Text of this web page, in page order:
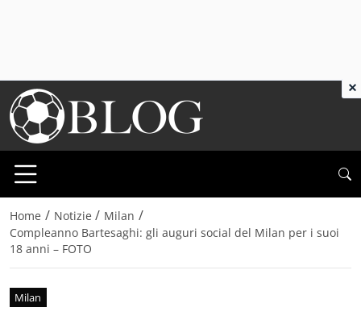
Home / Notizie / Milan /
Compleanno Bartesaghi: gli auguri social del Milan per i suoi
18 anni – FOTO
Milan
×